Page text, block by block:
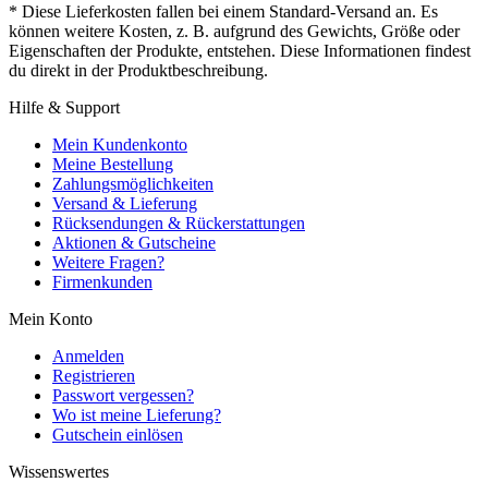
* Diese Lieferkosten fallen bei einem Standard-Versand an. Es
können weitere Kosten, z. B. aufgrund des Gewichts, Größe oder
Eigenschaften der Produkte, entstehen. Diese Informationen findest
du direkt in der Produktbeschreibung.
Hilfe & Support
Mein Kundenkonto
Meine Bestellung
Zahlungsmöglichkeiten
Versand & Lieferung
Rücksendungen & Rückerstattungen
Aktionen & Gutscheine
Weitere Fragen?
Firmenkunden
Mein Konto
Anmelden
Registrieren
Passwort vergessen?
Wo ist meine Lieferung?
Gutschein einlösen
Wissenswertes